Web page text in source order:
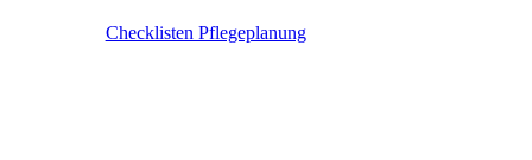
Checklisten Pflegeplanung